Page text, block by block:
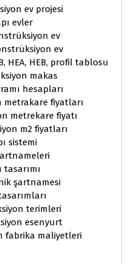
ev projesi
evler
ev
ev
HEA, HEB, profil tablosu
makas
hesapları
metrakare fiyatları
metrekare fiyatı
m2 fiyatları
sistemi
tasarımı
şartnamesi
terimleri
esenyurt
fabrika maliyetleri